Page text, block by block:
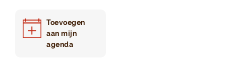
Toevoegen
aan mijn
agenda